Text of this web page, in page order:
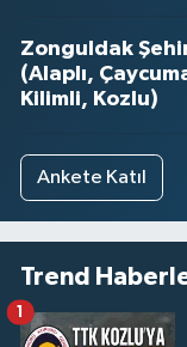
Zonguldak
(Alaplı,
Kilimli, Kozlu)
Ankete Katıl
Trend
1